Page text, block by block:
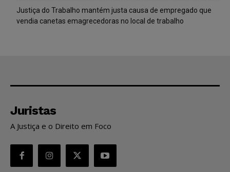
Justiça do Trabalho mantém justa causa de empregado que
vendia canetas emagrecedoras no local de trabalho
Juristas
A Justiça e o Direito em Foco